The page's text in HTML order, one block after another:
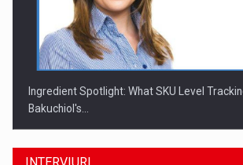
Ingredient Spotlight: What SKU Level
Bakuchiol's…